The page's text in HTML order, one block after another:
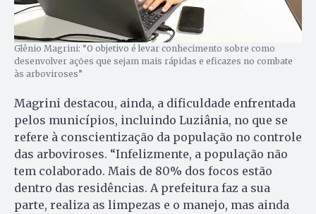
Glênio Magrini: “O objetivo é levar conhecimento sobre como
desenvolver ações que sejam mais rápidas e eficazes no combate
às arboviroses”
Magrini destacou, ainda, a dificuldade enfrentada
pelos municípios, incluindo Luziânia, no que se
refere à conscientização da população no controle
das arboviroses. “Infelizmente, a população não
tem colaborado. Mais de 80% dos focos estão
dentro das residências. A prefeitura faz a sua
parte, realiza as limpezas e o manejo, mas ainda